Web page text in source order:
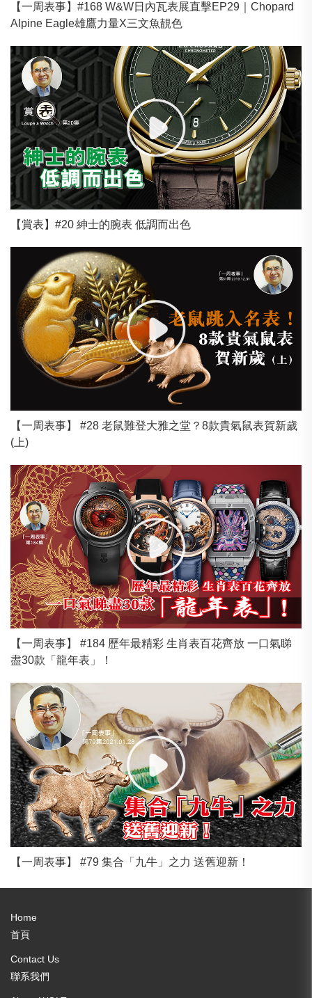
【一周表事】#168 W&W日內瓦表展直擊EP29｜Chopard
Alpine Eagle雄鷹力量X三文魚靚色
【賞表】#20 紳士的腕表 低調而出色
【一周表事】 #28 老鼠難登大雅之堂？8款貴氣鼠表賀新歲
(上)
【一周表事】 #184 歷年最精彩 生肖表百花齊放 一口氣睇
盡30款「龍年表」！
【一周表事】 #79 集合「九牛」之力 送舊迎新！
Home
首頁
Contact Us
聯系我們